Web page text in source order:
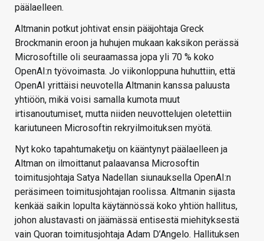
päälaelleen.
Altmanin potkut johtivat ensin pääjohtaja Greck
Brockmanin eroon ja huhujen mukaan kaksikon perässä
Microsoftille oli seuraamassa jopa yli 70 % koko
OpenAI:n työvoimasta. Jo viikonloppuna huhuttiin, että
OpenAI yrittäisi neuvotella Altmanin kanssa paluusta
yhtiöön, mikä voisi samalla kumota muut
irtisanoutumiset, mutta niiden neuvottelujen oletettiin
kariutuneen Microsoftin rekryilmoituksen myötä.
Nyt koko tapahtumaketju on kääntynyt päälaelleen ja
Altman on ilmoittanut palaavansa Microsoftin
toimitusjohtaja Satya Nadellan siunauksella OpenAI:n
peräsimeen toimitusjohtajan roolissa. Altmanin sijasta
kenkää saikin lopulta käytännössä koko yhtiön hallitus,
johon alustavasti on jäämässä entisestä miehityksestä
vain Quoran toimitusjohtaja Adam D’Angelo. Hallituksen